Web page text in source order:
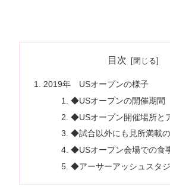
目次
2019年 USオープンの様子
◆USオープンの開催期間
◆USオープン開催場所と
◆試合以外にも見所満載
◆USオープン会場での食
◆アーサーアッシュスタ